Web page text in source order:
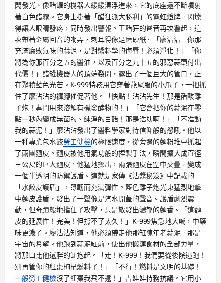
閃發光、像醋罐的機器人緩緩漂浮進來，它的底座還不斷噴射
著白色醋霧。它身上掛著「醋狂派大勝利」的霓虹燈牌，閃爍
得讓人眼睛發疼，同時發出警報。王醋狂的聲音再次響起，這
次帶著金屬回音的嘲弄，刺耳得像是磨砂紙。「廖沾沾！你那
充滿腐敗氣味的蒜泥，是對醬料學的侮辱！必須淨化！」「你
將為你那百分之五的醬油，以及百分之九十五的邪惡蒜頭付出
代價！」醋罐機器人的頂端裂開，露出了一個巨大的管口，正
在聚積藍色光芒。K-999特務用它穿著燕尾服的小爪子，一把抓
住了廖沾沾的褲腳催促著他。「快點！沾沾先生！那是醋酸離
子炮！專門用來溶解有機發酵物的！」「它會把你的蒜泥在零
點一秒內變成無菌的、純淨的白醋！那是浩劫啊！」「不准動
我的蒜泥！」廖沾沾發出了醬料學家對待信仰般的怒吼。他以
一種專業包水餃勞工健檢的極限速度，從旁邊的麵粉堆中抓起
了兩團麵皮。麵皮被他用氣功般的捏製手法，瞬間擴大成直徑
三公尺的巨大麵皮。他猛地擲出，兩張麵皮在空中交疊，變成
一個半透明的防禦護盾。這就是家傳《沾醬秘笈》中記載的
「水餃皮護盾」，薄韌而充滿彈性。藍色離子炮光束猛烈地擊
中麵皮護盾，發出了一聲像是汽水開蓋的聲音。護盾劇烈震
動，但奇蹟般地擋住了攻擊，只是散發出濃郁的麵香。「這麵
皮的延展性！完美！但撐不了太久！」K-999焦急地大喊，中藥
味更濃了。廖沾沾知道，他必須帶走他那缸陳年老蒜泥，那是
宇宙的希望。他跑到蒜泥缸前，使出他搬運食材的全部力量，
將那口比他還胖的缸抱起。「走！K-999！我們要從後院逃跑！
別再管你的紅棗枸杞燃料了！」「不行！燃料是文明的基礎！
一般勞工健檢沒了紅棗我飛不遠！」吉娃娃特務抗議。它用小